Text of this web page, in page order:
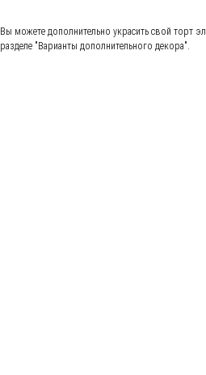
Вы можете дополнительно украсить свой торт
разделе "Варианты дополнительного декора".